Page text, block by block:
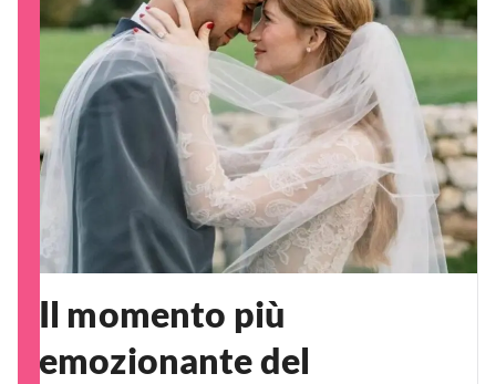
Il momento più
emozionante del